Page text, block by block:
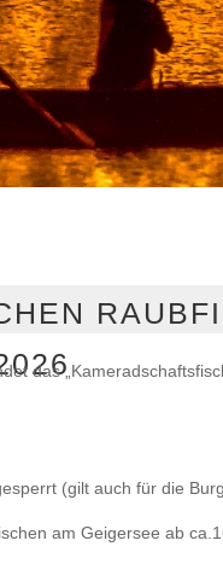
das
(gilt auch für die
am Geigersee ab